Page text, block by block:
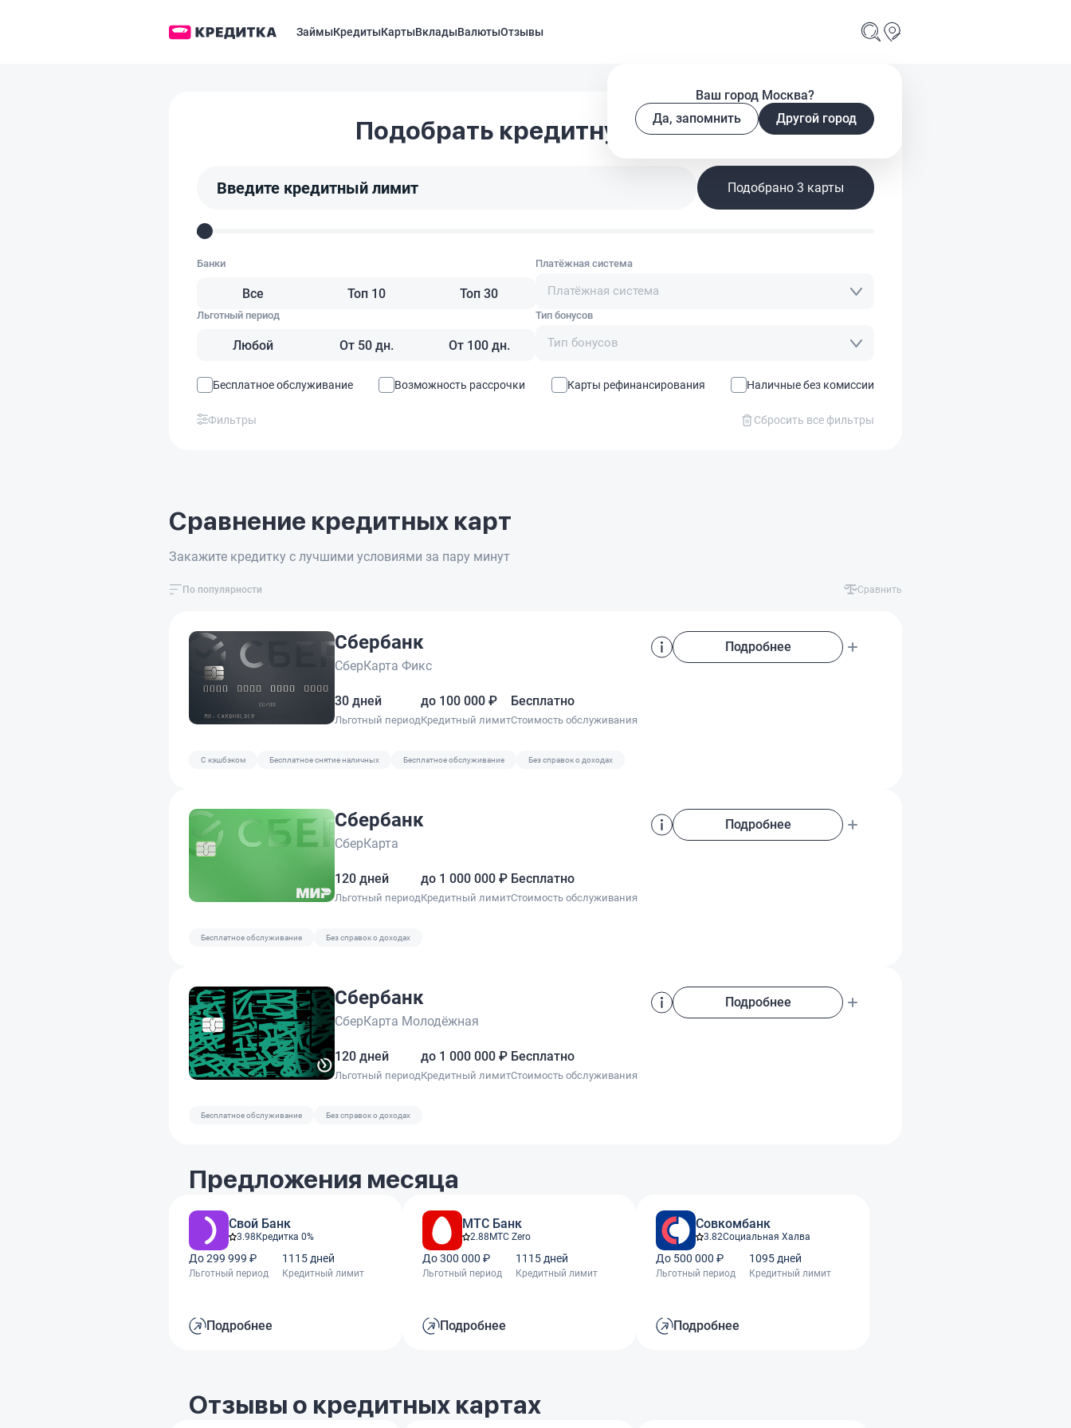
ЗаймыКредитыКартыВкладыВалютыОтзывы
Ваш город Москва?
Да, запомнить
Другой город
Подобрать кредитную карту
Введите кредитный лимит Подобрано 3 карты
Банки
Все Топ 10 Топ 30
Платёжная система
Платёжная система
Льготный период
Любой От 50 дн. От 100 дн.
Тип бонусов
Тип бонусов
Бесплатное обслуживание Возможность рассрочки Карты рефинансирования Наличные без комиссии
Фильтры Сбросить все фильтры
Сравнение кредитных карт
Закажите кредитку с лучшими условиями за пару минут
По популярности Сравнить
Сбербанк
СберКарта Фикс
Подробнее
30 дней
Льготный период
до 100 000 ₽
Кредитный лимит
Бесплатно
Стоимость обслуживания
C кэшбэком Бесплатное снятие наличных Бесплатное обслуживание Без справок о доходах
Сбербанк
СберКарта
Подробнее
120 дней
Льготный период
до 1 000 000 ₽
Кредитный лимит
Бесплатно
Стоимость обслуживания
Бесплатное обслуживание Без справок о доходах
Сбербанк
СберКарта Молодёжная
Подробнее
120 дней
Льготный период
до 1 000 000 ₽
Кредитный лимит
Бесплатно
Стоимость обслуживания
Бесплатное обслуживание Без справок о доходах
Предложения месяца
Свой Банк
3.98 Кредитка 0%
До 299 999 ₽
Льготный период
1115 дней
Кредитный лимит
Подробнее
МТС Банк
2.88 МТС Zero
До 300 000 ₽
Льготный период
1115 дней
Кредитный лимит
Подробнее
Совкомбанк
3.82Социальная Халва
До 500 000 ₽
Льготный период
1095 дней
Кредитный лимит
Подробнее
Отзывы о кредитных картах